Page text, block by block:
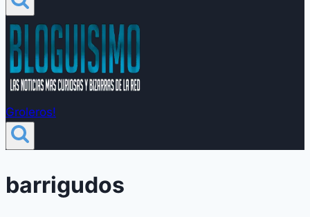
Groleros!
barrigudos